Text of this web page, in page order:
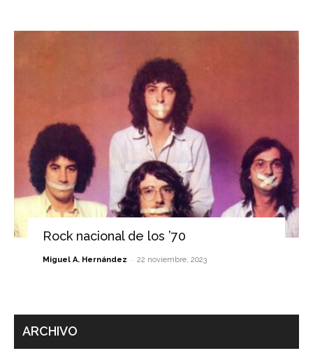
Rock nacional de los ’70
Miguel A. Hernández - 22 noviembre, 2023
ARCHIVO